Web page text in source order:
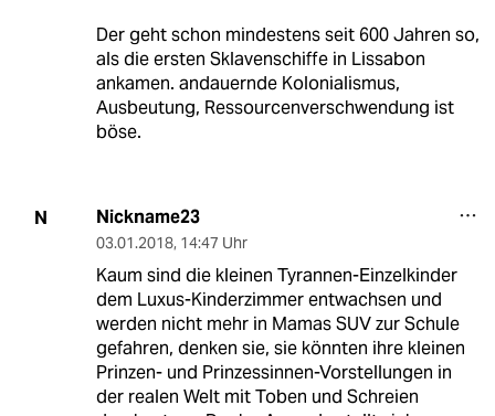
Der geht schon mindestens seit 600 Jahren so,
als die ersten Sklavenschiffe in Lissabon
ankamen. andauernde Kolonialismus,
Ausbeutung, Ressourcenverschwendung ist
böse.
N Nickname23
03.01.2018, 14:47 Uhr
Kaum sind die kleinen Tyrannen-Einzelkinder
dem Luxus-Kinderzimmer entwachsen und
werden nicht mehr in Mamas SUV zur Schule
gefahren, denken sie, sie könnten ihre kleinen
Prinzen- und Prinzessinnen-Vorstellungen in
der realen Welt mit Toben und Schreien